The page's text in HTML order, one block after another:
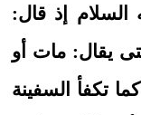
السلام إذ قال:
يقال: مات أو
تكفأ السفينة